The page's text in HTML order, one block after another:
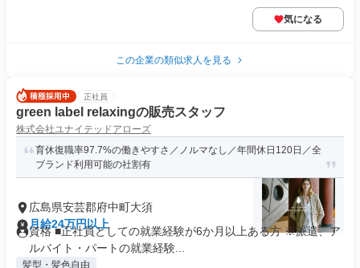
気になる
この企業の類似求人を見る
正社員
green label relaxingの販売スタッフ
株式会社ユナイテッドアローズ
育休復職率97.7%の働きやすさ／ノルマなし／年間休日120日／全
ブランド利用可能の社割有
広島県安芸郡府中町大須
月給24万円以上
資格 ■正社員としての就業経験が6か月以上ある方 ※派遣、ア
ルバイト・パートの就業経験...
髪型・髪色自由